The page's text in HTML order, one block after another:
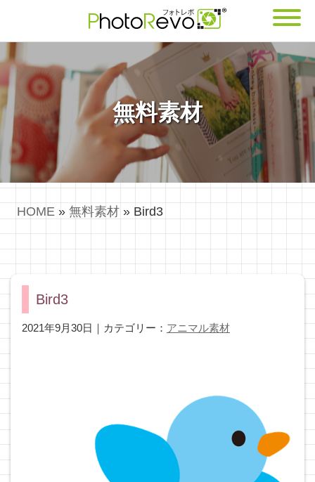
無料素材
HOME » 無料素材 » Bird3
Bird3
2021年9月30日｜カテゴリー： アニマル素材